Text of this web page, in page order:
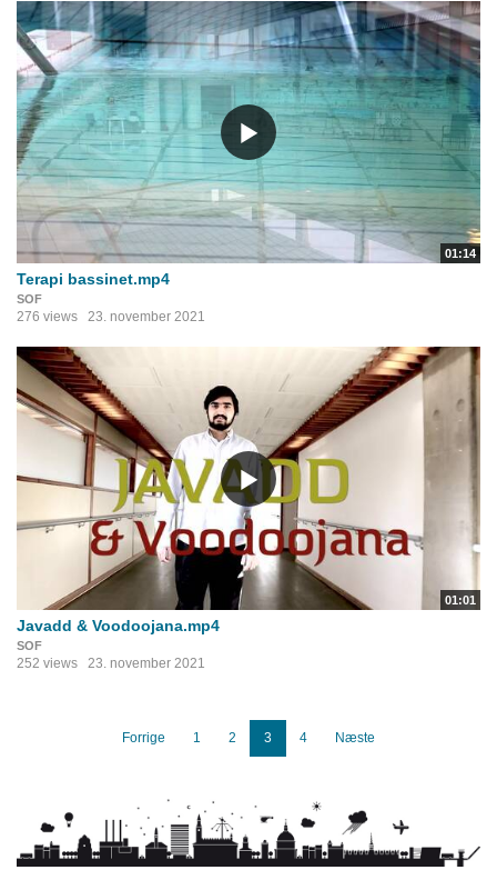
01:14
Terapi bassinet.mp4
SOF
276 views 23. november 2021
01:01
Javadd & Voodoojana.mp4
SOF
252 views 23. november 2021
Forrige 1 2 3 4 Næste